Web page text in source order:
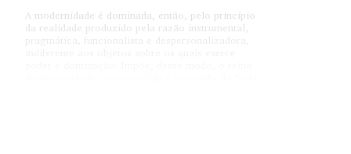
A modernidade é dominada, então, pelo princípio
da realidade produzido pela razão instrumental,